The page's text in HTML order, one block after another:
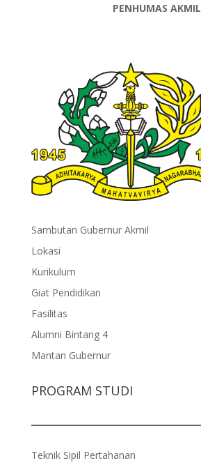
PENHUMAS AKMIL
Sambutan Gubernur Akmil
Lokasi
Kurikulum
Giat Pendidikan
Fasilitas
Alumni Bintang 4
Mantan Gubernur
PROGRAM STUDI
Teknik Sipil Pertahanan